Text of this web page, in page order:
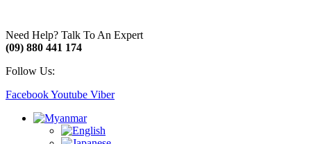
Need Help? Talk To An Expert
(09) 880 441 174
Follow Us:
FacebookYoutube Viber